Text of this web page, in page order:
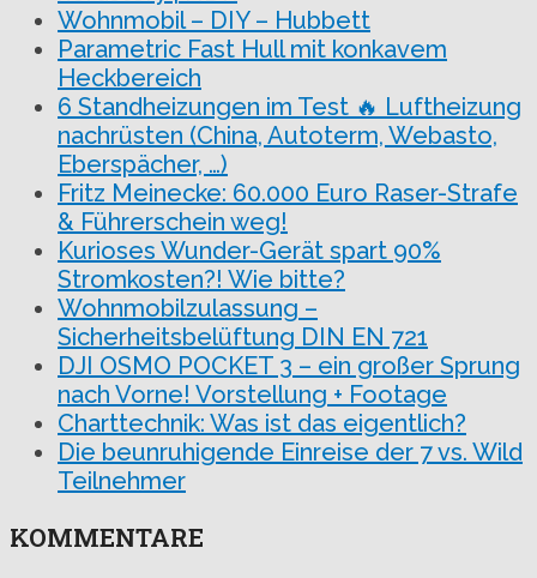
Wohnmobil – DIY – Hubbett
Parametric Fast Hull mit konkavem
Heckbereich
6 Standheizungen im Test 🔥 Luftheizung
nachrüsten (China, Autoterm, Webasto,
Eberspächer, …)
Fritz Meinecke: 60.000 Euro Raser-Strafe
& Führerschein weg!
Kurioses Wunder-Gerät spart 90%
Stromkosten?! Wie bitte?
Wohnmobilzulassung –
Sicherheitsbelüftung DIN EN 721
DJI OSMO POCKET 3 – ein großer Sprung
nach Vorne! Vorstellung + Footage
Charttechnik: Was ist das eigentlich?
Die beunruhigende Einreise der 7 vs. Wild
Teilnehmer
KOMMENTARE